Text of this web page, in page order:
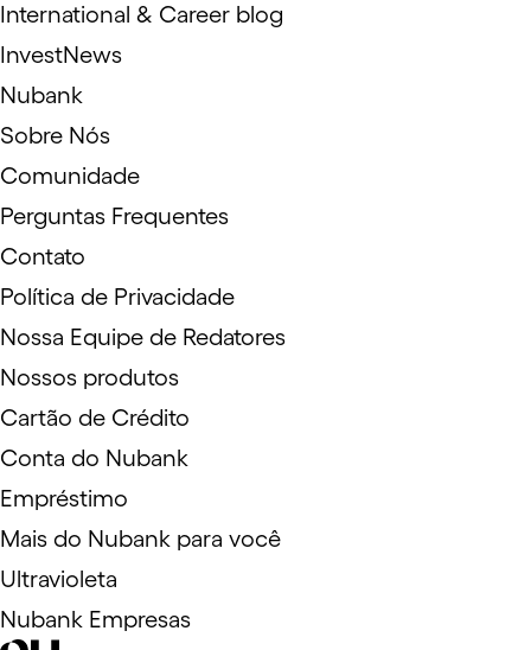
International & Career blog
InvestNews
Nubank
Sobre Nós
Comunidade
Perguntas Frequentes
Contato
Política de Privacidade
Nossa Equipe de Redatores
Nossos produtos
Cartão de Crédito
Conta do Nubank
Empréstimo
Mais do Nubank para você
Ultravioleta
Nubank Empresas